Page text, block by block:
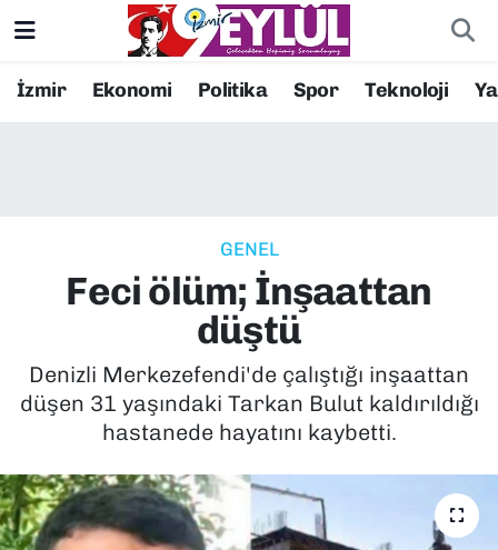
İzmir Ekonomi Politika Spor Teknoloji
GENEL
Feci ölüm; İnşaattan
düştü
Denizli Merkezefendi'de çalıştığı inşaattan
düşen 31 yaşındaki Tarkan Bulut kaldırıldığı
hastanede hayatını kaybetti.
Resmi İlanlar
EKONOMİ
KÜLTÜR SANAT
MAGAZİN
POLİTİKA
SAĞLIK
Konak Nöbetçi Eczaneler
Süper Lig Puan Durumu ve Fikstür
Tüm Manşetler
Son Dakika Haberleri
Haber Arşivi